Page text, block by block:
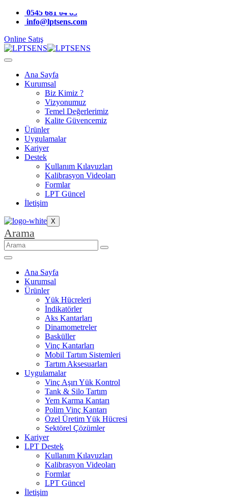
0545 681 04 65
info@lptsens.com
Online Satış
Ana Sayfa
Kurumsal
Biz Kimiz ?
Vizyonumuz
Temel Değerlerimiz
Kalite Güvencemiz
Ürünler
Uygulamalar
Kariyer
Destek
Kullanım Kılavuzları
Kalibrasyon Videoları
Formlar
LPT Güncel
İletişim
X
Arama
Ana Sayfa
Kurumsal
Ürünler
Yük Hücreleri
İndikatörler
Aks Kantarları
Dinamometreler
Basküller
Vinç Kantarları
Mobil Tartım Sistemleri
Tartım Aksesuarları
Uygulamalar
Vinç Aşırı Yük Kontrol
Tank & Silo Tartım
Yem Karma Kantarı
Polim Vinç Kantarı
Özel Üretim Yük Hücresi
Sektörel Çözümler
Kariyer
LPT Destek
Kullanım Kılavuzları
Kalibrasyon Videoları
Formlar
LPT Güncel
İletişim